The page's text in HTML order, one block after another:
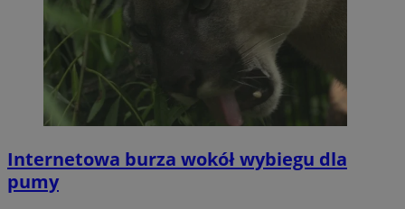
Internetowa burza wokół wybiegu dla
pumy